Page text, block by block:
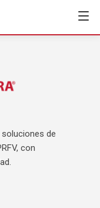
de
con